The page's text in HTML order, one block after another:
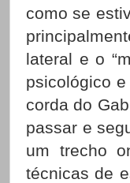
como se
lateral e o
psicológico
corda do
passar e
um trecho
técnicas de